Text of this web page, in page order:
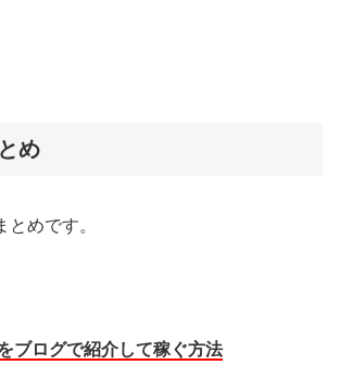
め
とめです。
ブログで紹介して稼ぐ方法